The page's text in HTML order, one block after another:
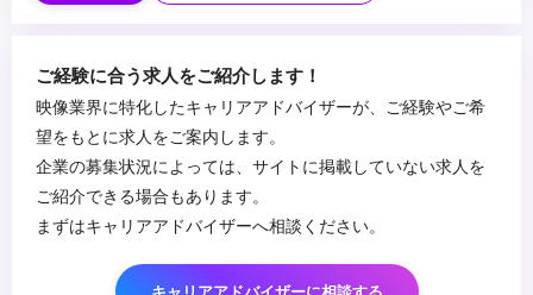
・3DCGソフト（Cinema 4D / Blender など）の使用経験
・クライアントワークの経験
ポートフォリオは、映像作品だけでなく制作過程や思考が分かる資
料も歓迎します。
...
ご経験に合う求人をご紹介します！
映像業界に特化したキャリアアドバイザーが、ご経験やご希
望をもとに求人をご案内します。
企業の募集状況によっては、サイトに掲載していない求人を
ご紹介できる場合もあります。
まずはキャリアアドバイザーへ相談ください。